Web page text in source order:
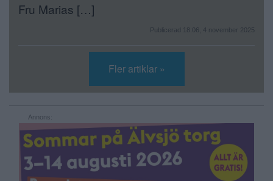
Fru Marias […]
Publicerad 18:06, 4 november 2025
Fler artiklar »
Annons: